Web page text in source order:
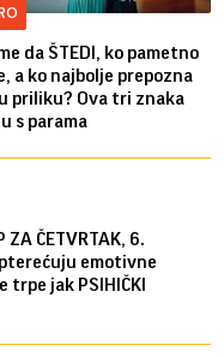
da ŠTEDI, ko pametno
a ko najbolje prepozna
priliku? Ova tri znaka
s parama
ZA ČETVRTAK, 6.
emotivne
trpe jak PSIHIČKI